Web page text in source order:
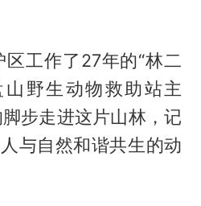
工作了27年的“林二
野生动物救助站主
步走进这片山林，记
与自然和谐共生的动